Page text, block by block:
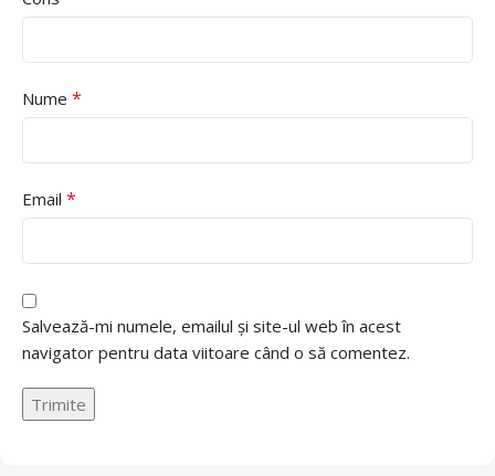
Nume *
Email *
Salvează-mi numele, emailul și site-ul web în acest
navigator pentru data viitoare când o să comentez.